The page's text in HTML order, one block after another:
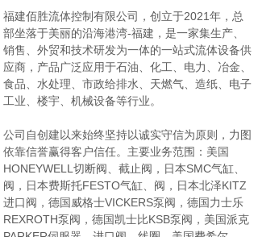
福建佰胜流体控制有限公司，创立于2021年，总
部坐落于美丽的沿海港湾-福建，是一家集生产、
销售、外贸和技术研发为一体的一站式流体设备供
应商，产品广泛应用于石油、化工、电力、冶金、
食品、水处理、市政给排水、天燃气、造纸、电子
工业、楼宇、机械设备等行业。
公司自创建以来始终坚持以诚实守信为原则，力图
依靠信誉赢得客户信任。主要业务范围：美国
HONEYWELL切断阀、截止阀，日本SMC气缸、
阀，日本费斯托FESTO气缸、阀，日本北泽KITZ
进口阀，德国威格士VICKERS泵阀，德国力士乐
REXROTH泵阀，德国凯士比KSB泵阀，美国派克